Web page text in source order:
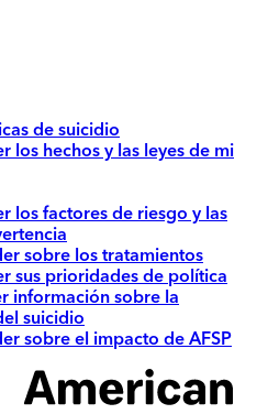
de suicidio
los hechos y las leyes de mi
los factores de riesgo y las
sobre los tratamientos
sus prioridades de política
información sobre la
suicidio
sobre el impacto de AFSP